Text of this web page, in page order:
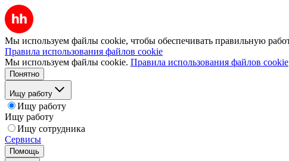
Мы используем файлы cookie, чтобы обеспечивать правильную
Правила использования файлов cookie
Мы используем файлы cookie. Правила использования файлов cookie
Понятно
Ищу работу
Ищу работу
Ищу работу
Ищу сотрудника
Сервисы
Помощь